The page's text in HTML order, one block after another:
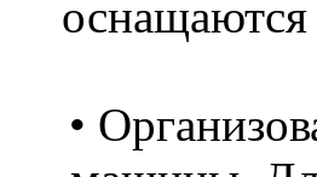
оснащаются
•